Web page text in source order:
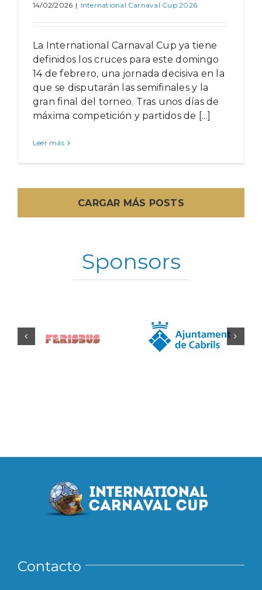
14/02/2026 | International Carnaval Cup 2026
La International Carnaval Cup ya tiene
definidos los cruces para este domingo
14 de febrero, una jornada decisiva en la
que se disputarán las semifinales y la
gran final del torneo. Tras unos días de
máxima competición y partidos de [...]
Leer más
CARGAR MÁS POSTS
Sponsors
Contacto